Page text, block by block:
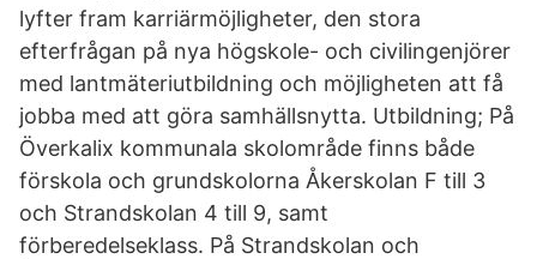
lyfter fram karriärmöjligheter, den stora
efterfrågan på nya högskole- och civilingenjörer
med lantmäteriutbildning och möjligheten att få
jobba med att göra samhällsnytta. Utbildning; På
Överkalix kommunala skolområde finns både
förskola och grundskolorna Åkerskolan F till 3
och Strandskolan 4 till 9, samt
förberedelseklass. På Strandskolan och